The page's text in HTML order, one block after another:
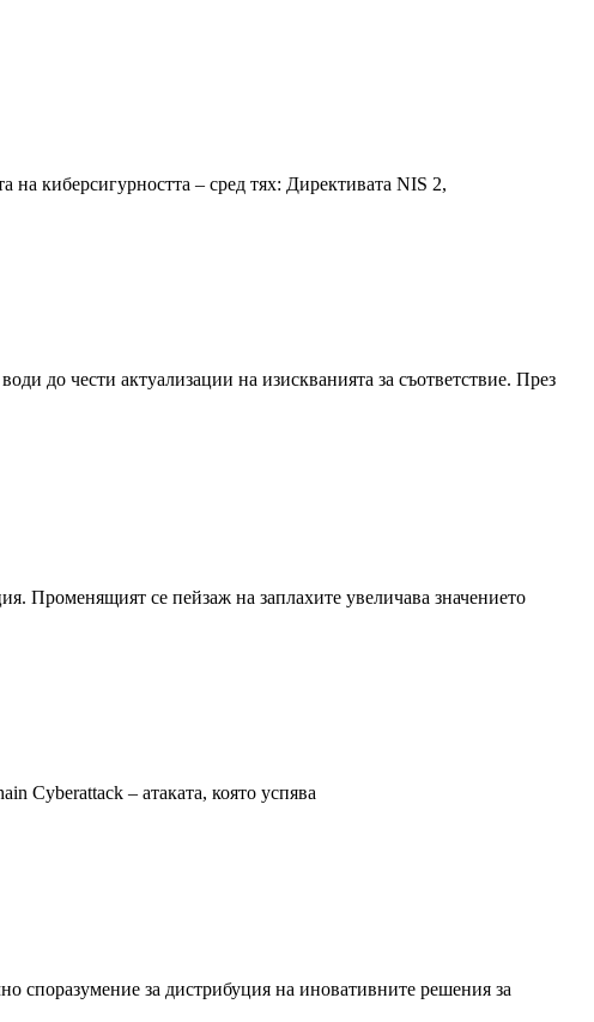
киберсигурността – сред тях: Директивата NIS 2,
до чести актуализации на изискванията за съответствие. През
Променящият се пейзаж на заплахите увеличава значението
Cyberattack – атаката, която успява
споразумение за дистрибуция на иновативните решения за